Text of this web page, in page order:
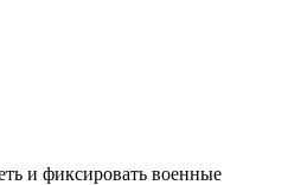
и фиксировать военные